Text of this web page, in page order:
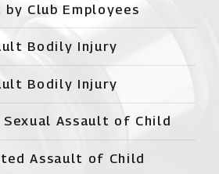
by Club Employees
Bodily Injury
Bodily Injury
Assault of Child
Assault of Child